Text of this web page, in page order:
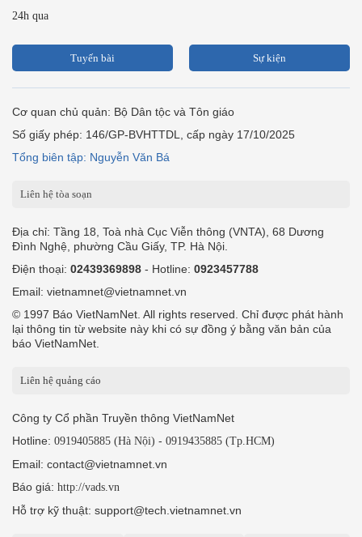
24h qua
Tuyến bài Sự kiện
Cơ quan chủ quản: Bộ Dân tộc và Tôn giáo
Số giấy phép: 146/GP-BVHTTDL, cấp ngày 17/10/2025
Tổng biên tập: Nguyễn Văn Bá
Liên hệ tòa soạn
Địa chỉ: Tầng 18, Toà nhà Cục Viễn thông (VNTA), 68 Dương
Đình Nghệ, phường Cầu Giấy, TP. Hà Nội.
Điện thoại: 02439369898 - Hotline: 0923457788
Email: vietnamnet@vietnamnet.vn
© 1997 Báo VietNamNet. All rights reserved. Chỉ được phát hành
lại thông tin từ website này khi có sự đồng ý bằng văn bản của
báo VietNamNet.
Liên hệ quảng cáo
Công ty Cổ phần Truyền thông VietNamNet
Hotline: 0919405885 (Hà Nội) - 0919435885 (Tp.HCM)
Email: contact@vietnamnet.vn
Báo giá: http://vads.vn
Hỗ trợ kỹ thuật: support@tech.vietnamnet.vn